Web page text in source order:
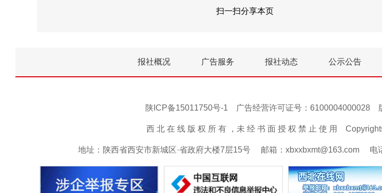
扫一扫分享本页
报社概况 广告服务 报社动态 公示公告
陕ICP备15011750号-1 广告经营许可证号：6100004000028
西 北 在 线 版 权 所 有 ，未 经 书 面 授 权 禁 止 使 用
地址：陕西省西安市新城区·省政府大楼7层15号 邮箱：xbxxbxmt@163.com 电